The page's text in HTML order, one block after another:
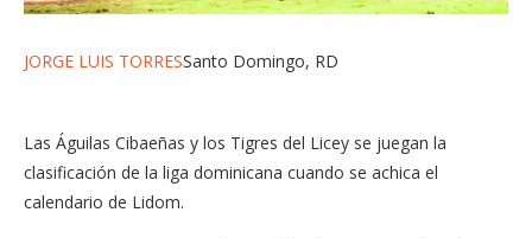
JORGE LUIS TORRESSanto Domingo, RD
Las Águilas Cibaeñas y los Tigres del Licey se juegan la
clasificación de la liga dominicana cuando se achica el
calendario de Lidom.